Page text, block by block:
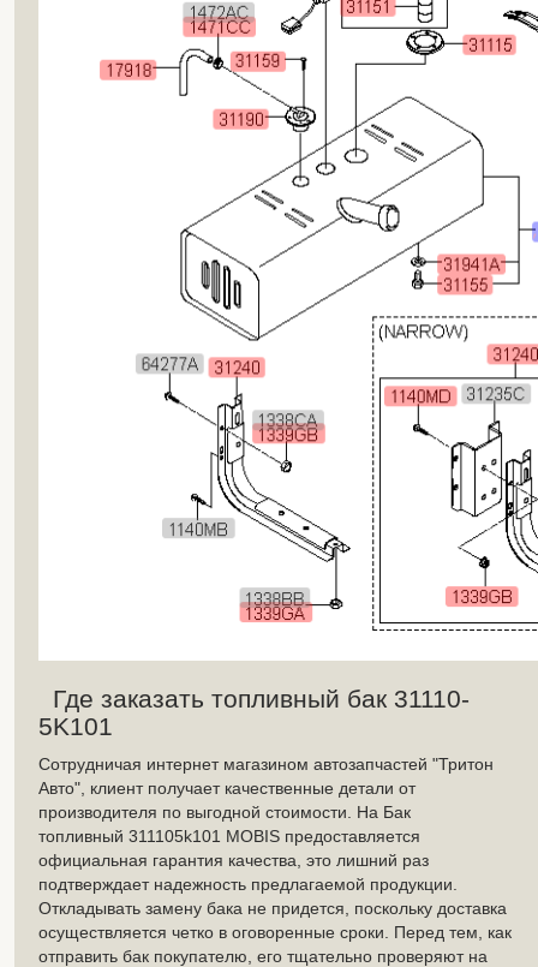
Где заказать топливный бак 31110-
5K101
Сотрудничая интернет магазином автозапчастей "Тритон
Авто", клиент получает качественные детали от
производителя по выгодной стоимости. На Бак
топливный 311105k101 MOBIS предоставляется
официальная гарантия качества, это лишний раз
подтверждает надежность предлагаемой продукции.
Откладывать замену бака не придется, поскольку доставка
осуществляется четко в оговоренные сроки. Перед тем, как
отправить бак покупателю, его тщательно проверяют на